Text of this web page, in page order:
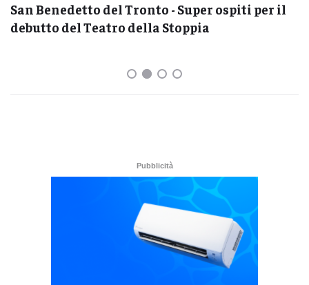
San Benedetto del Tronto - Super ospiti per il
debutto del Teatro della Stoppia
Pubblicità